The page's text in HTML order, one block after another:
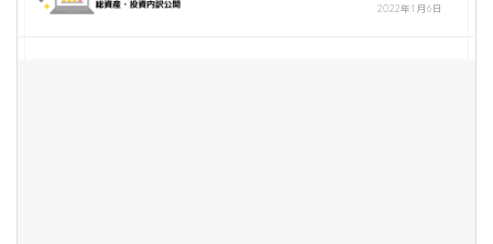
2022年1月6日